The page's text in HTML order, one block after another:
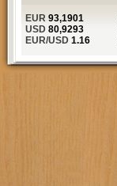
EUR 93,1901
USD 80,9293
EUR/USD 1.16